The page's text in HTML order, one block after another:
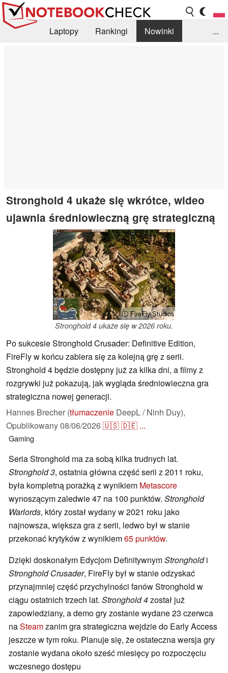
Laptopy Rankingi
Nowinki
...
Stronghold 4 ukaże się wkrótce, wideo
ujawnia średniowieczną grę strategiczną
ⓘ FireFly Studios
Stronghold 4 ukaże się w 2026 roku.
Po sukcesie Stronghold Crusader: Definitive Edition,
FireFly w końcu zabiera się za kolejną grę z serii.
Stronghold 4 będzie dostępny już za kilka dni, a filmy z
rozgrywki już pokazują, jak wygląda średniowieczna gra
strategiczna nowej generacji.
Hannes Brecher (tłumaczenie DeepL / Ninh Duy),
Opublikowany08/06/2026🇺🇸🇩🇪 ...
Gaming
Seria Stronghold ma za sobą kilka trudnych lat.
Stronghold 3, ostatnia główna część serii z 2011 roku,
była kompletną porażką z wynikiem Metascore
wynoszącym zaledwie 47 na 100 punktów. Stronghold
Warlords, który został wydany w 2021 roku jako
najnowsza, większa gra z serii, ledwo był w stanie
przekonać krytyków z wynikiem65 punktów.
Dzięki doskonałym Edycjom DefinitywnymStrongholdi
Stronghold Crusader, FireFly był w stanie odzyskać
przynajmniej część przychylności fanów Stronghold w
ciągu ostatnich trzech lat. Stronghold 4został już
zapowiedziany, a demo gry zostanie wydane 23 czerwca
naSteamzanim gra strategiczna wejdzie do Early Access
jeszcze w tym roku. Planuje się, że ostateczna wersja gry
zostanie wydana około sześć miesięcy po rozpoczęciu
wczesnego dostępu